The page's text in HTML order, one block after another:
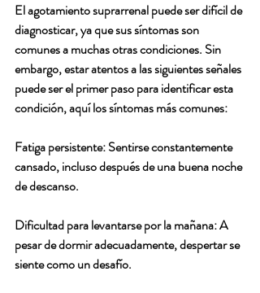
El agotamiento suprarrenal puede ser difícil de
diagnosticar, ya que sus síntomas son
comunes a muchas otras condiciones. Sin
embargo, estar atentos a las siguientes señales
puede ser el primer paso para identificar esta
condición, aquí los síntomas más comunes:
Fatiga persistente: Sentirse constantemente
cansado, incluso después de una buena noche
de descanso.
Dificultad para levantarse por la mañana: A
pesar de dormir adecuadamente, despertar se
siente como un desafío.